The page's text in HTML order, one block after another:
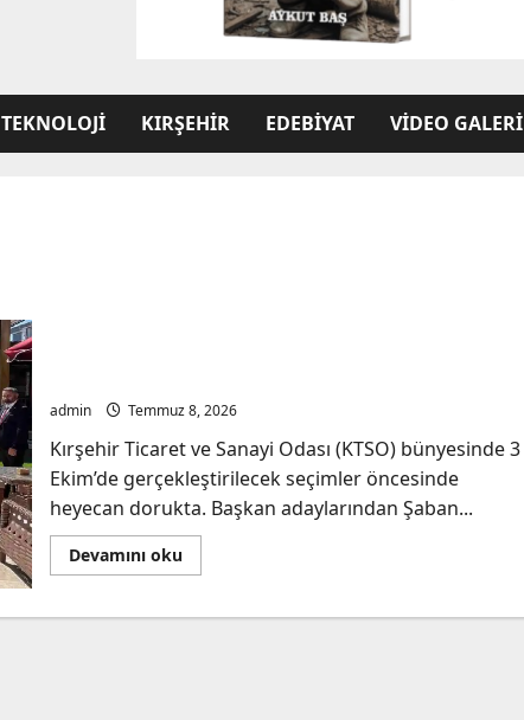
TEKNOLOJI KIRŞEHIR EDEBIYAT VIDEO GALERI
admin Temmuz 8, 2026
Kırşehir Ticaret ve Sanayi Odası (KTSO) bünyesinde 3
Ekim’de gerçekleştirilecek seçimler öncesinde
heyecan dorukta. Başkan adaylarından Şaban...
Devamını okuRead
more
TSO